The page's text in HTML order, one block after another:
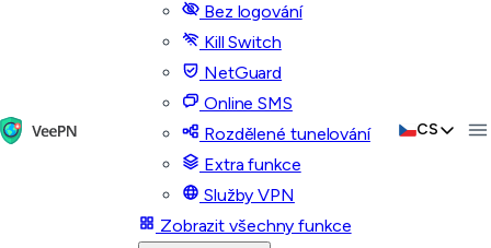
Bez logování
Kill Switch
NetGuard
Online SMS
Rozdělené tunelování
Extra funkce
Služby VPN
Zobrazit všechny funkce
CS